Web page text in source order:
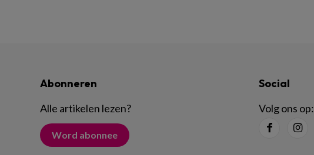
Abonneren
Alle artikelen lezen?
Word abonnee
Social
Volg ons op: